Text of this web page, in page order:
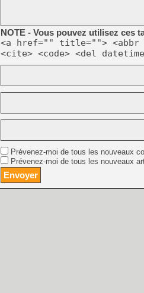
NOTE - Vous pouvez utilisez ces
<a href="" title=""> <abbr
<cite> <code> <del
Prévenez-moi de tous les nouveaux
Prévenez-moi de tous les nouveaux